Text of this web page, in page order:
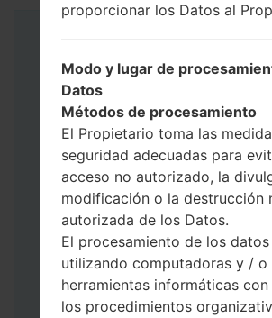
proporcionar los Datos al
Modo y lugar de
Datos
Métodos de procesamiento
El Propietario toma las
seguridad adecuadas para
acceso no autorizado, la
modificación o la destrucción
autorizada de los Datos.
El procesamiento de los
utilizando computadoras y / o
herramientas informáticas
los procedimientos